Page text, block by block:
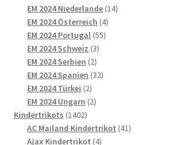
Produkte
EM 2024 Niederlande 1414
EM 2024 Österreich 44
EM 2024 Portugal 5555
EM 2024 Schweiz 33
EM 2024 Serbien 22
Produkte
EM 2024 Spanien 3232
EM 2024 Türkei 22
Produkte
EM 2024 Ungarn 22
Kindertrikots 14021402
Produkte
AC Mailand Kindertrikot 4141
Ajax Kindertrikot 44